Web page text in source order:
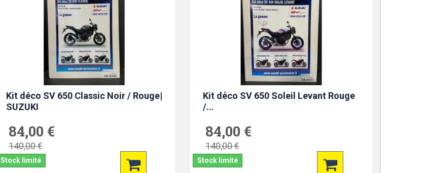
Kit déco SV 650 Classic Noir / Rouge|
SUZUKI
84,00 €
140,00 €
Stock limité
Kit déco SV 650 Soleil Levant Rouge
/...
84,00 €
140,00 €
Stock limité